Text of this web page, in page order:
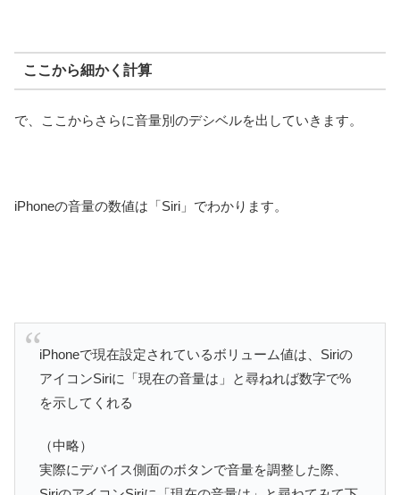
ここから細かく計算
で、ここからさらに音量別のデシベルを出していきます。
iPhoneの音量の数値は「Siri」でわかります。
iPhoneで現在設定されているボリューム値は、Siriの
アイコンSiriに「現在の音量は」と尋ねれば数字で%
を示してくれる
（中略）
実際にデバイス側面のボタンで音量を調整した際、